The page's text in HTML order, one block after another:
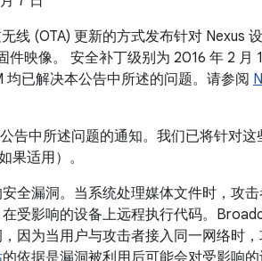
(OTA) 更新的方式发布针对 Nexus 设
件映像。 安全补丁级别为 2016 年 2 月
已解决本公告中所述的问题。请参阅
告中所述问题的通知。我们已将针对
果适用）。
全漏洞。当系统处理媒体文件时，攻
受影响的设备上远程执行代码。
因为当用户与攻击者接入同一网络时
的依据是漏洞被利用后可能会对受影响